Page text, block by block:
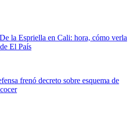
la Espriella en Cali: hora, cómo verla
El País
frenó decreto sobre esquema de